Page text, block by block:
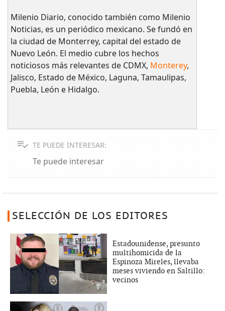
Milenio Diario, conocido también como Milenio
Noticias, es un periódico mexicano. Se fundó en
la ciudad de Monterrey, capital del estado de
Nuevo León. El medio cubre los hechos
noticiosos más relevantes de CDMX, Monterey,
Jalisco, Estado de México, Laguna, Tamaulipas,
Puebla, León e Hidalgo.
TE PUEDE INTERESAR:
Te puede interesar
SELECCIÓN DE LOS EDITORES
Estadounidense, presunto
multihomicida de la
Espinoza Mireles, llevaba
meses viviendo en Saltillo:
vecinos